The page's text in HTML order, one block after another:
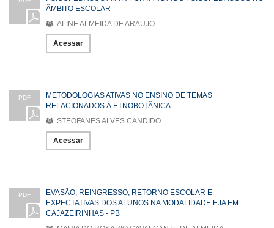
ÂMBITO ESCOLAR
ALINE ALMEIDA DE ARAUJO
Acessar
PDF
METODOLOGIAS ATIVAS NO ENSINO DE TEMAS
RELACIONADOS À ETNOBOTÂNICA
STEOFANES ALVES CANDIDO
Acessar
PDF
EVASÃO, REINGRESSO, RETORNO ESCOLAR E
EXPECTATIVAS DOS ALUNOS NA MODALIDADE EJA EM
CAJAZEIRINHAS - PB